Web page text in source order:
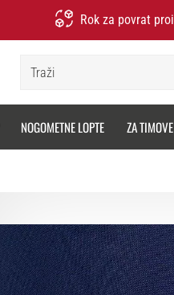
Rok za povrat
NOGOMETNE LOPTE ZA TIMOVE